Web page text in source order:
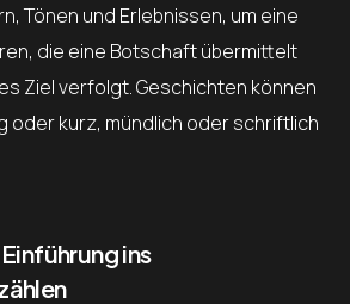
Tönen und Erlebnissen, um eine
die eine Botschaft übermittelt
Ziel verfolgt. Geschichten können
oder kurz, mündlich oder schriftlich
ins